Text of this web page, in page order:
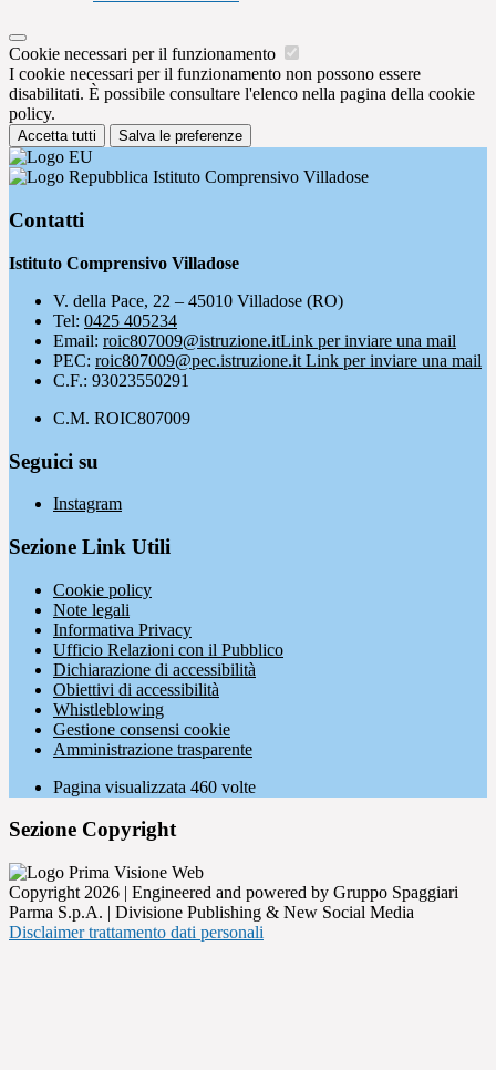
Cookie necessari per il funzionamento
I cookie necessari per il funzionamento non possono essere
disabilitati. È possibile consultare l'elenco nella pagina della cookie
policy.
Accetta tutti Salva le preferenze
Istituto Comprensivo Villadose
Contatti
Istituto Comprensivo Villadose
V. della Pace, 22 – 45010 Villadose (RO)
Tel: 0425 405234
Email: roic807009@istruzione.itLink per inviare una mail
PEC: roic807009@pec.istruzione.it Link per inviare una mail
C.F.: 93023550291
C.M. ROIC807009
Seguici su
Instagram
Sezione Link Utili
Cookie policy
Note legali
Informativa Privacy
Ufficio Relazioni con il Pubblico
Dichiarazione di accessibilità
Obiettivi di accessibilità
Whistleblowing
Gestione consensi cookie
Amministrazione trasparente
Pagina visualizzata 460 volte
Sezione Copyright
Copyright 2026 | Engineered and powered by Gruppo Spaggiari
Parma S.p.A. | Divisione Publishing & New Social Media
Disclaimer trattamento dati personali